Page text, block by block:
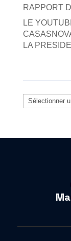
RAPPORT
LE
LA
Archives